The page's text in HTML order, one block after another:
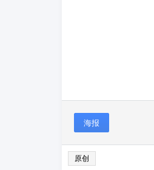
海报
原创